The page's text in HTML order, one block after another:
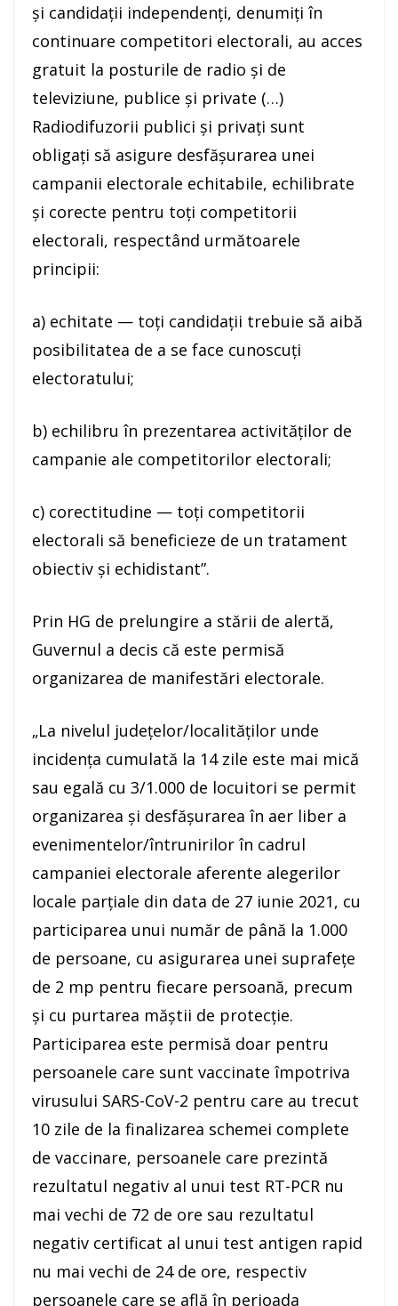
şi candidaţii independenţi, denumiţi în
continuare competitori electorali, au acces
gratuit la posturile de radio şi de
televiziune, publice şi private (…)
Radiodifuzorii publici şi privaţi sunt
obligaţi să asigure desfăşurarea unei
campanii electorale echitabile, echilibrate
şi corecte pentru toţi competitorii
electorali, respectând următoarele
principii:
a) echitate — toţi candidaţii trebuie să aibă
posibilitatea de a se face cunoscuţi
electoratului;
b) echilibru în prezentarea activităţilor de
campanie ale competitorilor electorali;
c) corectitudine — toţi competitorii
electorali să beneficieze de un tratament
obiectiv şi echidistant”.
Prin HG de prelungire a stării de alertă,
Guvernul a decis că este permisă
organizarea de manifestări electorale.
„La nivelul judeţelor/localităţilor unde
incidenţa cumulată la 14 zile este mai mică
sau egală cu 3/1.000 de locuitori se permit
organizarea şi desfăşurarea în aer liber a
evenimentelor/întrunirilor în cadrul
campaniei electorale aferente alegerilor
locale parţiale din data de 27 iunie 2021, cu
participarea unui număr de până la 1.000
de persoane, cu asigurarea unei suprafeţe
de 2 mp pentru fiecare persoană, precum
şi cu purtarea măştii de protecţie.
Participarea este permisă doar pentru
persoanele care sunt vaccinate împotriva
virusului SARS-CoV-2 pentru care au trecut
10 zile de la finalizarea schemei complete
de vaccinare, persoanele care prezintă
rezultatul negativ al unui test RT-PCR nu
mai vechi de 72 de ore sau rezultatul
negativ certificat al unui test antigen rapid
nu mai vechi de 24 de ore, respectiv
persoanele care se află în perioada